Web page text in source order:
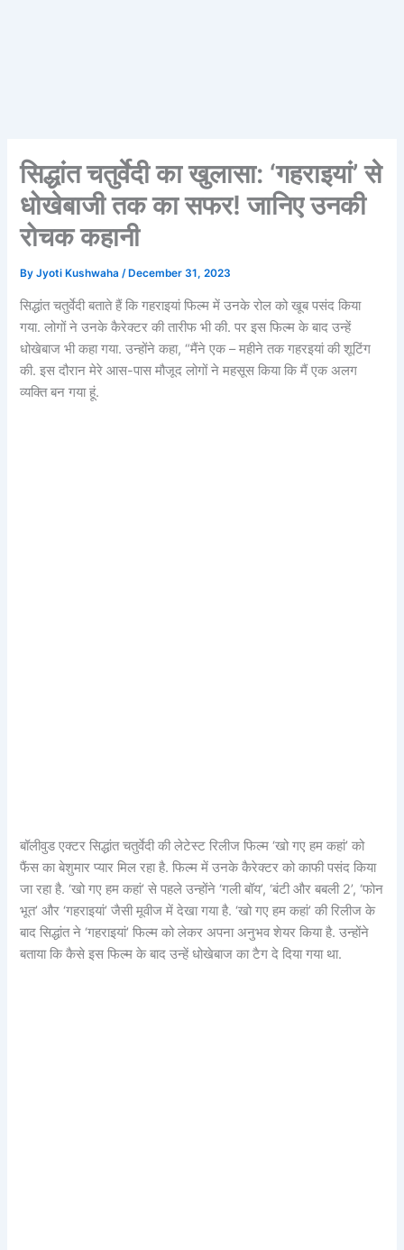
सिद्धांत चतुर्वेदी का खुलासा: ‘गहराइयां’ से
धोखेबाजी तक का सफर! जानिए उनकी
रोचक कहानी
ByJyoti Kushwaha/ December 31, 2023
सिद्धांत चतुर्वेदी बताते हैं कि गहराइयां फिल्म में उनके रोल को खूब पसंद किया
गया. लोगों ने उनके कैरेक्टर की तारीफ भी की. पर इस फिल्म के बाद उन्हें
धोखेबाज भी कहा गया. उन्होंने कहा, “मैंने एक – महीने तक गहरइयां की शूटिंग
की. इस दौरान मेरे आस-पास मौजूद लोगों ने महसूस किया कि मैं एक अलग
व्यक्ति बन गया हूं.
बॉलीवुड एक्टर सिद्धांत चतुर्वेदी की लेटेस्ट रिलीज फिल्म ‘खो गए हम कहां’ को
फैंस का बेशुमार प्यार मिल रहा है. फिल्म में उनके कैरेक्टर को काफी पसंद किया
जा रहा है. ‘खो गए हम कहां’ से पहले उन्होंने ‘गली बॉय’, ‘बंटी और बबली 2’, ‘फोन
भूत’ और ‘गहराइयां’ जैसी मूवीज में देखा गया है. ‘खो गए हम कहां’ की रिलीज के
बाद सिद्धांत ने ‘गहराइयां’ फिल्म को लेकर अपना अनुभव शेयर किया है. उन्होंने
बताया कि कैसे इस फिल्म के बाद उन्हें धोखेबाज का टैग दे दिया गया था.